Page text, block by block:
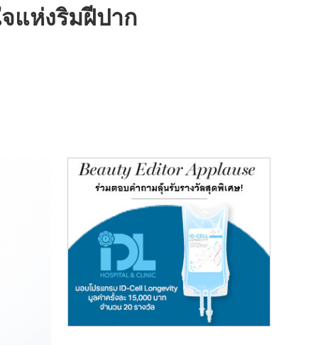
แห่งริมฝีปาก